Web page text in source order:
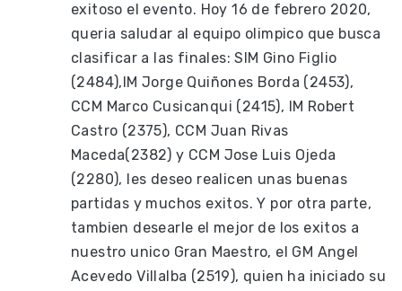
exitoso el evento. Hoy 16 de febrero 2020,
queria saludar al equipo olimpico que busca
clasificar a las finales: SIM Gino Figlio
(2484),IM Jorge Quiñones Borda (2453),
CCM Marco Cusicanqui (2415), IM Robert
Castro (2375), CCM Juan Rivas
Maceda(2382) y CCM Jose Luis Ojeda
(2280), les deseo realicen unas buenas
partidas y muchos exitos. Y por otra parte,
tambien desearle el mejor de los exitos a
nuestro unico Gran Maestro, el GM Angel
Acevedo Villalba (2519), quien ha iniciado su